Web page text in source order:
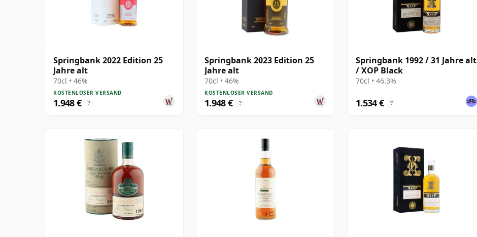
Springbank 2022 Edition 25
Jahre alt
70cl • 46%
KOSTENLOSER VERSAND
1.948 € ?
Springbank 2023 Edition 25
Jahre alt
70cl • 46%
KOSTENLOSER VERSAND
1.948 € ?
Springbank 1992 / 31 Jahre alt
/ XOP Black
70cl • 46.3%
1.534 € ?